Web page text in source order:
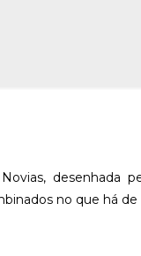
desenhada
no que há